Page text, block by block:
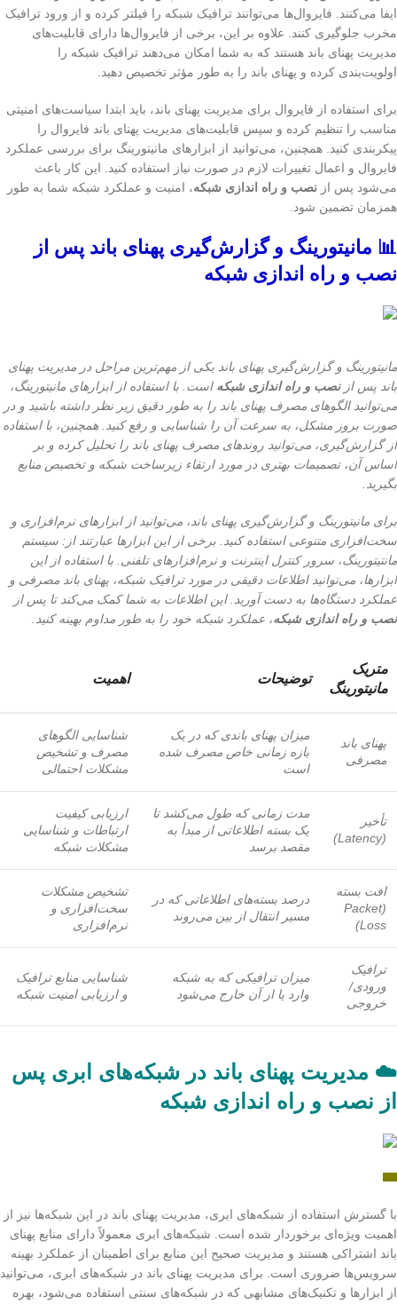
ایفا می‌کنند. فایروال‌ها می‌توانند ترافیک شبکه را فیلتر کرده و از ورود ترافیک
مخرب جلوگیری کنند. علاوه بر این، برخی از فایروال‌ها دارای قابلیت‌های
مدیریت پهنای باند هستند که به شما امکان می‌دهند ترافیک شبکه را
اولویت‌بندی کرده و پهنای باند را به طور مؤثر تخصیص دهید.
برای استفاده از فایروال برای مدیریت پهنای باند، باید ابتدا سیاست‌های امنیتی
مناسب را تنظیم کرده و سپس قابلیت‌های مدیریت پهنای باند فایروال را
پیکربندی کنید. همچنین، می‌توانید از ابزارهای مانیتورینگ برای بررسی عملکرد
فایروال و اعمال تغییرات لازم در صورت نیاز استفاده کنید. این کار باعث
می‌شود پس از نصب و راه اندازی شبکه، امنیت و عملکرد شبکه شما به طور
همزمان تضمین شود.
📊 مانیتورینگ و گزارش‌گیری پهنای باند پس از
نصب و راه اندازی شبکه
مانیتورینگ و گزارش‌گیری پهنای باند یکی از مهم‌ترین مراحل در مدیریت پهنای
باند پس ازنصب و راه اندازی شبکه است. با استفاده از ابزارهای مانیتورینگ،
می‌توانید الگوهای مصرف پهنای باند را به طور دقیق زیر نظر داشته باشید و در
صورت بروز مشکل، به سرعت آن را شناسایی و رفع کنید. همچنین، با استفاده
از گزارش‌گیری، می‌توانید روندهای مصرف پهنای باند را تحلیل کرده و بر
اساس آن، تصمیمات بهتری در مورد ارتقاء زیرساخت شبکه و تخصیص منابع
بگیرید.
برای مانیتورینگ و گزارش‌گیری پهنای باند، می‌توانید از ابزارهای نرم‌افزاری و
سخت‌افزاری متنوعی استفاده کنید. برخی از این ابزارها عبارتند از: سیستم
مانتیتورینگ، سرور کنترل اینترنت و نرم‌افزارهای تلفنی. با استفاده از این
ابزارها، می‌توانید اطلاعات دقیقی در مورد ترافیک شبکه، پهنای باند مصرفی و
عملکرد دستگاه‌ها به دست آورید. این اطلاعات به شما کمک می‌کند تا پس از
نصب و راه اندازی شبکه، عملکرد شبکه خود را به طور مداوم بهینه کنید.
متریک
مانیتورینگ
توضیحات اهمیت
پهنای باند
مصرفی
میزان پهنای باندی که در یک
بازه زمانی خاص مصرف شده
است
شناسایی الگوهای
مصرف و تشخیص
مشکلات احتمالی
تأخیر
(Latency)
مدت زمانی که طول می‌کشد تا
یک بسته اطلاعاتی از مبدأ به
مقصد برسد
ارزیابی کیفیت
ارتباطات و شناسایی
مشکلات شبکه
افت بسته
(Packet
Loss)
درصد بسته‌های اطلاعاتی که در
مسیر انتقال از بین می‌روند
تشخیص مشکلات
سخت‌افزاری و
نرم‌افزاری
ترافیک
ورودی/
خروجی
میزان ترافیکی که به شبکه
وارد یا از آن خارج می‌شود
شناسایی منابع ترافیک
و ارزیابی امنیت شبکه
☁️ مدیریت پهنای باند در شبکه‌های ابری پس
از نصب و راه اندازی شبکه
با گسترش استفاده از شبکه‌های ابری، مدیریت پهنای باند در این شبکه‌ها نیز از
اهمیت ویژه‌ای برخوردار شده است. شبکه‌های ابری معمولاً دارای منابع پهنای
باند اشتراکی هستند و مدیریت صحیح این منابع برای اطمینان از عملکرد بهینه
سرویس‌ها ضروری است. برای مدیریت پهنای باند در شبکه‌های ابری، می‌توانید
از ابزارها و تکنیک‌های مشابهی که در شبکه‌های سنتی استفاده می‌شود، بهره